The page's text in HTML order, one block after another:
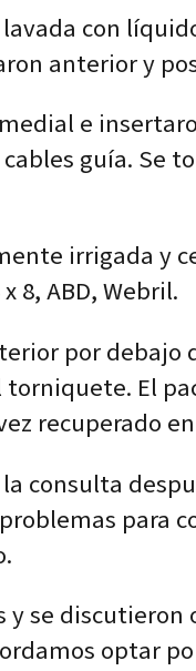
con
anterior y
e
guía. Se
irrigada y
8, ABD, Webril.
por
torniquete. El
recuperado
consulta
para
y se
optar